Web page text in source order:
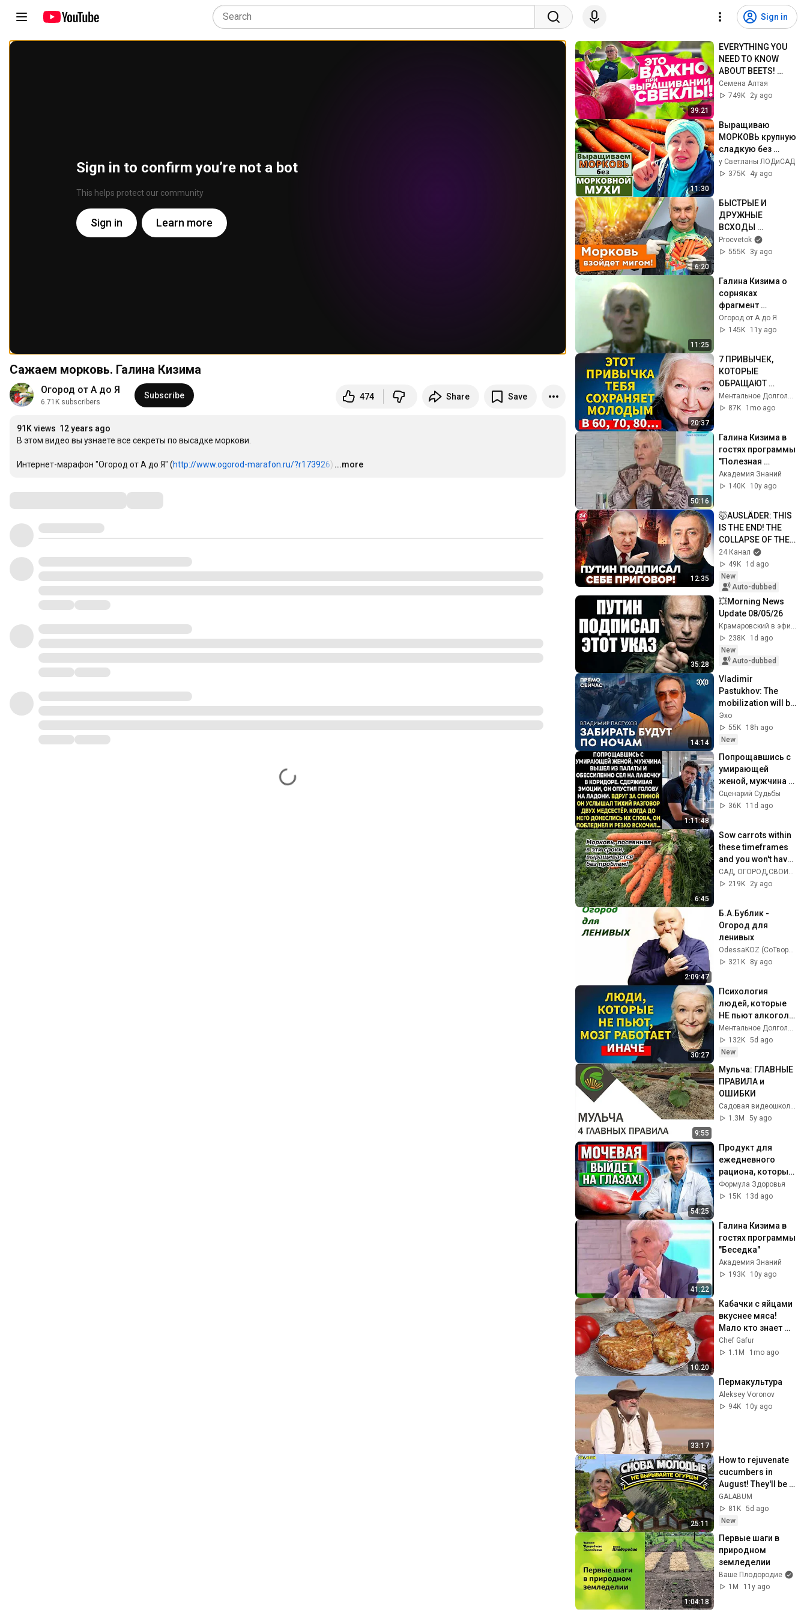
Sign in
Sign in to confirm you’re not a bot
This helps protect our community
Sign in Learn more
Сажаем морковь. Галина Кизима
Огород от А до Я
6.71K subscribers
Subscribe 474 Share Save
91K views 12 years ago
В этом видео вы узнаете все секреты по высадке моркови.
Интернет-марафон "Огород от А до Я" (http://www.ogorod-marafon.ru/?r173926) …
...more
39:21
EVERYTHING YOU
NEED TO KNOW
ABOUT BEETS!
Growing Beets
Семена Алтая
749K
2y ago
11:30
Выращиваю
МОРКОВЬ крупную
сладкую без
морковной мухи.
Пять советов для
у Светланы ЛОДиСАД
375K
4y ago
6:20
БЫСТРЫЕ И
ДРУЖНЫЕ
ВСХОДЫ
МОРКОВИ БЕЗ
ПРОРЕЖИВАНИЯ!
хитростью при
посеве моркови
Procvetok
555K
3y ago
11:25
Галина Кизима о
сорняках
фрагмент
выступления
Огород от А до Я
145K
11y ago
20:37
7 ПРИВЫЧЕК,
КОТОРЫЕ
ОБРАЩАЮТ
СТАРЕНИЕ ВСПЯТЬ
ПОСЛЕ 60 ЛЕТ |
87K
1mo ago
50:16
Галина Кизима в
гостях программы
"Полезная
консультация"
Академия Знаний
140K
10y ago
12:35
🤯AUSLÄDER: THIS
IS THE END! THE
COLLAPSE OF THE
RUSSIAN
FEDERATION WILL
HAPPEN SUDDENLY.
Putin CA...
24 Канал
49K
1d ago
New
Auto-dubbed
35:28
💥Morning News
Update 08/05/26
238K
1d ago
New
Auto-dubbed
14:14
Vladimir
Pastukhov: The
mobilization will be
secret and targeted
Эхо
55K
18h ago
New
1:11:48
Попрощавшись с
умирающей
женой, мужчина
вышел из палаты
и обессиленно сел
коридоре...
Сценарий Судьбы
36K
11d ago
6:45
Sow carrots within
these timeframes
and you won't have
any problems
growing them!
САД, ОГОРОД,СВОИМИ РУКАМИ
219K
2y ago
2:09:47
Б.А.Бублик -
Огород для
ленивых
OdessaKOZ (СоТворение)
321K
8y ago
30:27
Психология
людей, которые
НЕ пьют алкоголь
(согласно
нейронауке) |
Татьяна
Ментальное Долголетие and 2 more
132K 5d ago
New
9:55
Мульча: ГЛАВНЫЕ
ПРАВИЛА и
ОШИБКИ
Садовая видеошкола "Сияние"
1.3M
5y ago
54:25
Продукт для
ежедневного
рациона, который
может помочь
борьбе с подагрой
Формула Здоровья
15K
13d ago
41:22
Галина Кизима в
гостях программы
"Беседка"
Академия Знаний
193K
10y ago
10:20
Кабачки с яйцами
вкуснее мяса!
Мало кто знает
секрет! Бабушка
научила готовить
Chef Gafur
1.1M
1mo ago
33:17
Пермакультура
Aleksey Voronov
94K
10y ago
25:11
How to rejuvenate
cucumbers in
August! They'll be
overflowing with
harvest until
November.
GALABUM
81K 5d ago
New
1:04:18
Первые шаги в
природном
земледелии
Ваше Плодородие
1M
11y ago